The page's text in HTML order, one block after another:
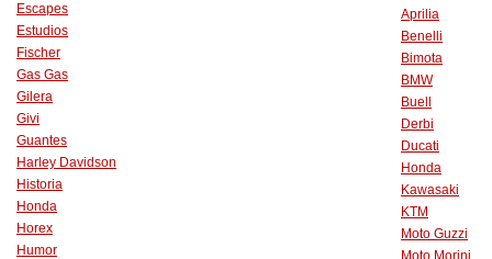
Escapes
Estudios
Fischer
Gas Gas
Gilera
Givi
Guantes
Harley Davidson
Historia
Honda
Horex
Humor
Aprilia
Benelli
Bimota
BMW
Buell
Derbi
Ducati
Honda
Kawasaki
KTM
Moto Guzzi
Moto Morini